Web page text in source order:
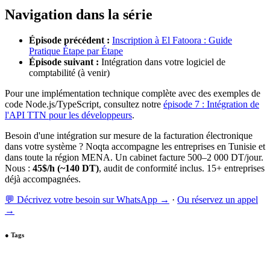
Navigation dans la série
Épisode précédent : Inscription à El Fatoora : Guide
Pratique Étape par Étape
Épisode suivant : Intégration dans votre logiciel de
comptabilité (à venir)
Pour une implémentation technique complète avec des exemples de
code Node.js/TypeScript, consultez notre épisode 7 : Intégration de
l'API TTN pour les développeurs.
Besoin d'une intégration sur mesure de la facturation électronique
dans votre système ? Noqta accompagne les entreprises en Tunisie et
dans toute la région MENA. Un cabinet facture 500–2 000 DT/jour.
Nous : 45$/h (~140 DT), audit de conformité inclus. 15+ entreprises
déjà accompagnées.
💬 Décrivez votre besoin sur WhatsApp → · Ou réservez un appel
→
● Tags